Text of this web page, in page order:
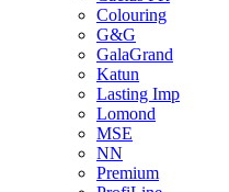
Colouring
G&G
GalaGrand
Katun
Lasting Imp
Lomond
MSE
NN
Premium